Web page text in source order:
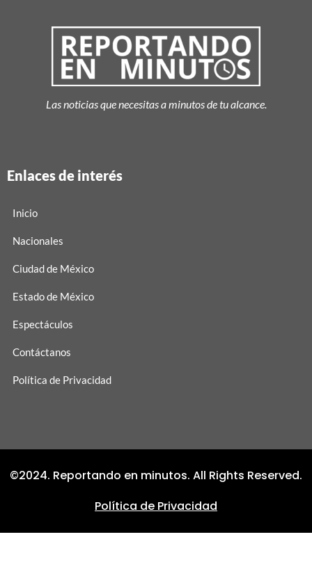
Las noticias que necesitas a minutos de tu alcance.
Enlaces de interés
Inicio
Nacionales
Ciudad de México
Estado de México
Espectáculos
Contáctanos
Política de Privacidad
©2024. Reportando en minutos. All Rights Reserved.
Política de Privacidad